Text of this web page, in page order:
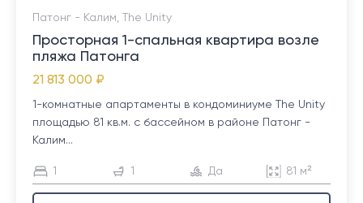
Патонг - Калим, The Unity
Просторная 1-спальная квартира возле
пляжа Патонга
21 813 000 ₽
1-комнатные апартаменты в кондоминиуме The Unity
площадью 81 кв.м. с бассейном в районе Патонг -
Калим...
1 1 Да 81 м²